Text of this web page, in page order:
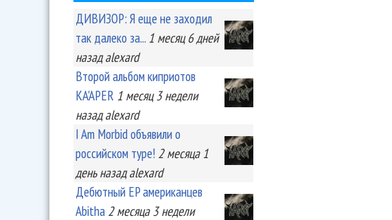
ДИВИЗОР: Я еще не заходил
так далеко за... 1 месяц 6 дней
назад alexard
Второй альбом киприотов
KA'APER 1 месяц 3 недели
назад alexard
I Am Morbid объявили о
российском туре! 2 месяца 1
деньназад alexard
Дебютный EP американцев
Abitha 2 месяца 3 недели